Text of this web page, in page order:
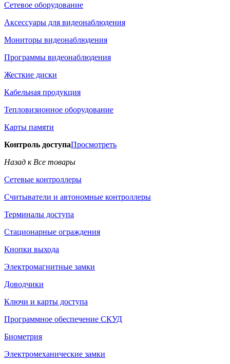
Сетевое оборудование
Аксессуары для видеонаблюдения
Мониторы видеонаблюдения
Программы видеонаблюдения
Жесткие диски
Кабельная продукция
Тепловизионное оборудование
Карты памяти
Контроль доступаПросмотреть
Назад к Все товары
Сетевые контроллеры
Считыватели и автономные контроллеры
Терминалы доступа
Стационарные ограждения
Кнопки выхода
Электромагнитные замки
Доводчики
Ключи и карты доступа
Программное обеспечение СКУД
Биометрия
Электромеханические замки